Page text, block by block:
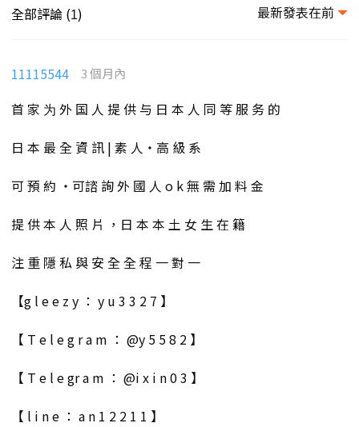
全部評論 (1) 最新發表在前
11115544 3 個月內
首 家 为 外 国 人 提 供 与 日 本 人 同 等 服 务 的
日 本 最 全 資 訊 | 素 人・高 級 系
可 預 約 ・可諮 詢 外 國 人 o k 無 需 加 料 金
提 供 本 人 照 片 ，日 本 本 土 女 生 在 籍
注 重 隱 私 與 安 全 全 程 一 對 一
【g l e e z y ： y u 3 3 2 7 】
【 T e l e g r a m ： @y 5 5 8 2 】
【 T e l e gr a m ： @i x i n 0 3 】
【 l i n e ： a n 1 2 2 1 1 】